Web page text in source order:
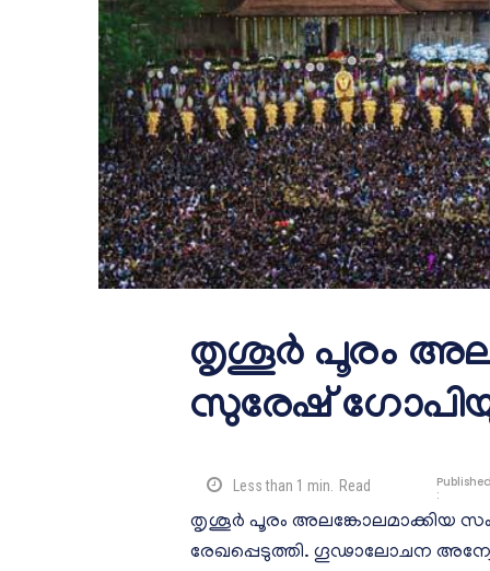
തൃശൂര്‍ പൂരം
സുരേഷ്
Less than 1 min. Read
Published
:
തൃശൂര്‍ പൂരം അലങ്കോലമാക്കിയ
രേഖപ്പെടുത്തി. ഗൂഢാലോചന